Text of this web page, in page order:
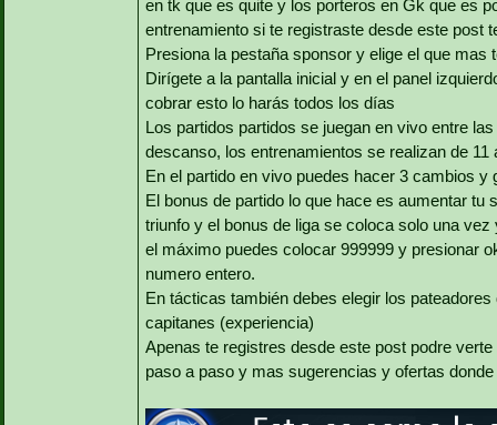
en tk que es quite y los porteros en Gk que es
entrenamiento si te registraste desde este post
Presiona la pestaña sponsor y elige el que mas
Dirígete a la pantalla inicial y en el panel
cobrar esto lo harás todos los días
Los partidos partidos se juegan en vivo entre
descanso, los entrenamientos se realizan de 11
En el partido en vivo puedes hacer 3 cambios y
El bonus de partido lo que hace es aumentar
triunfo y el bonus de liga se coloca solo una
el máximo puedes colocar 999999 y presionar
numero entero.
En tácticas también debes elegir los
capitanes (experiencia)
Apenas te registres desde este post podre
paso a paso y mas sugerencias y ofertas